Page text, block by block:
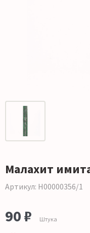
Малахит
Артикул: Н00000356/1
90 ₽ Штука